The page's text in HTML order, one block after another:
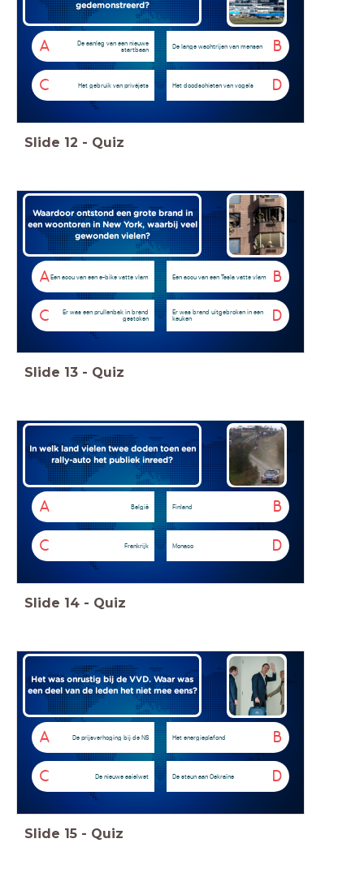
gedemonstreerd?
A
De aanleg van een nieuwe
startbaan
B
De lange wachtrijen van mensen
C Het gebruik van privéjets D
Het doodschieten van vogels
Slide 12 - Quiz
Waardoor ontstond een grote brand in
een woontoren in New York, waarbij veel
gewonden vielen?
AEen accu van een e-bike vatte vlam B
Een accu van een Tesla vatte vlam
C
Er was een prullenbak in brand
gestoken
D
Er was brand uitgebroken in een
keuken
Slide 13 - Quiz
In welk land vielen twee doden toen een
rally-auto het publiek inreed?
A België B
Finland
C Frankrijk D
Monaco
Slide 14 - Quiz
Het was onrustig bij de VVD. Waar was
een deel van de leden het niet mee eens?
A De prijsverhoging bij de NS B
Het energieplafond
C De nieuwe asielwet D
De steun aan Oekraïne
Slide 15 - Quiz